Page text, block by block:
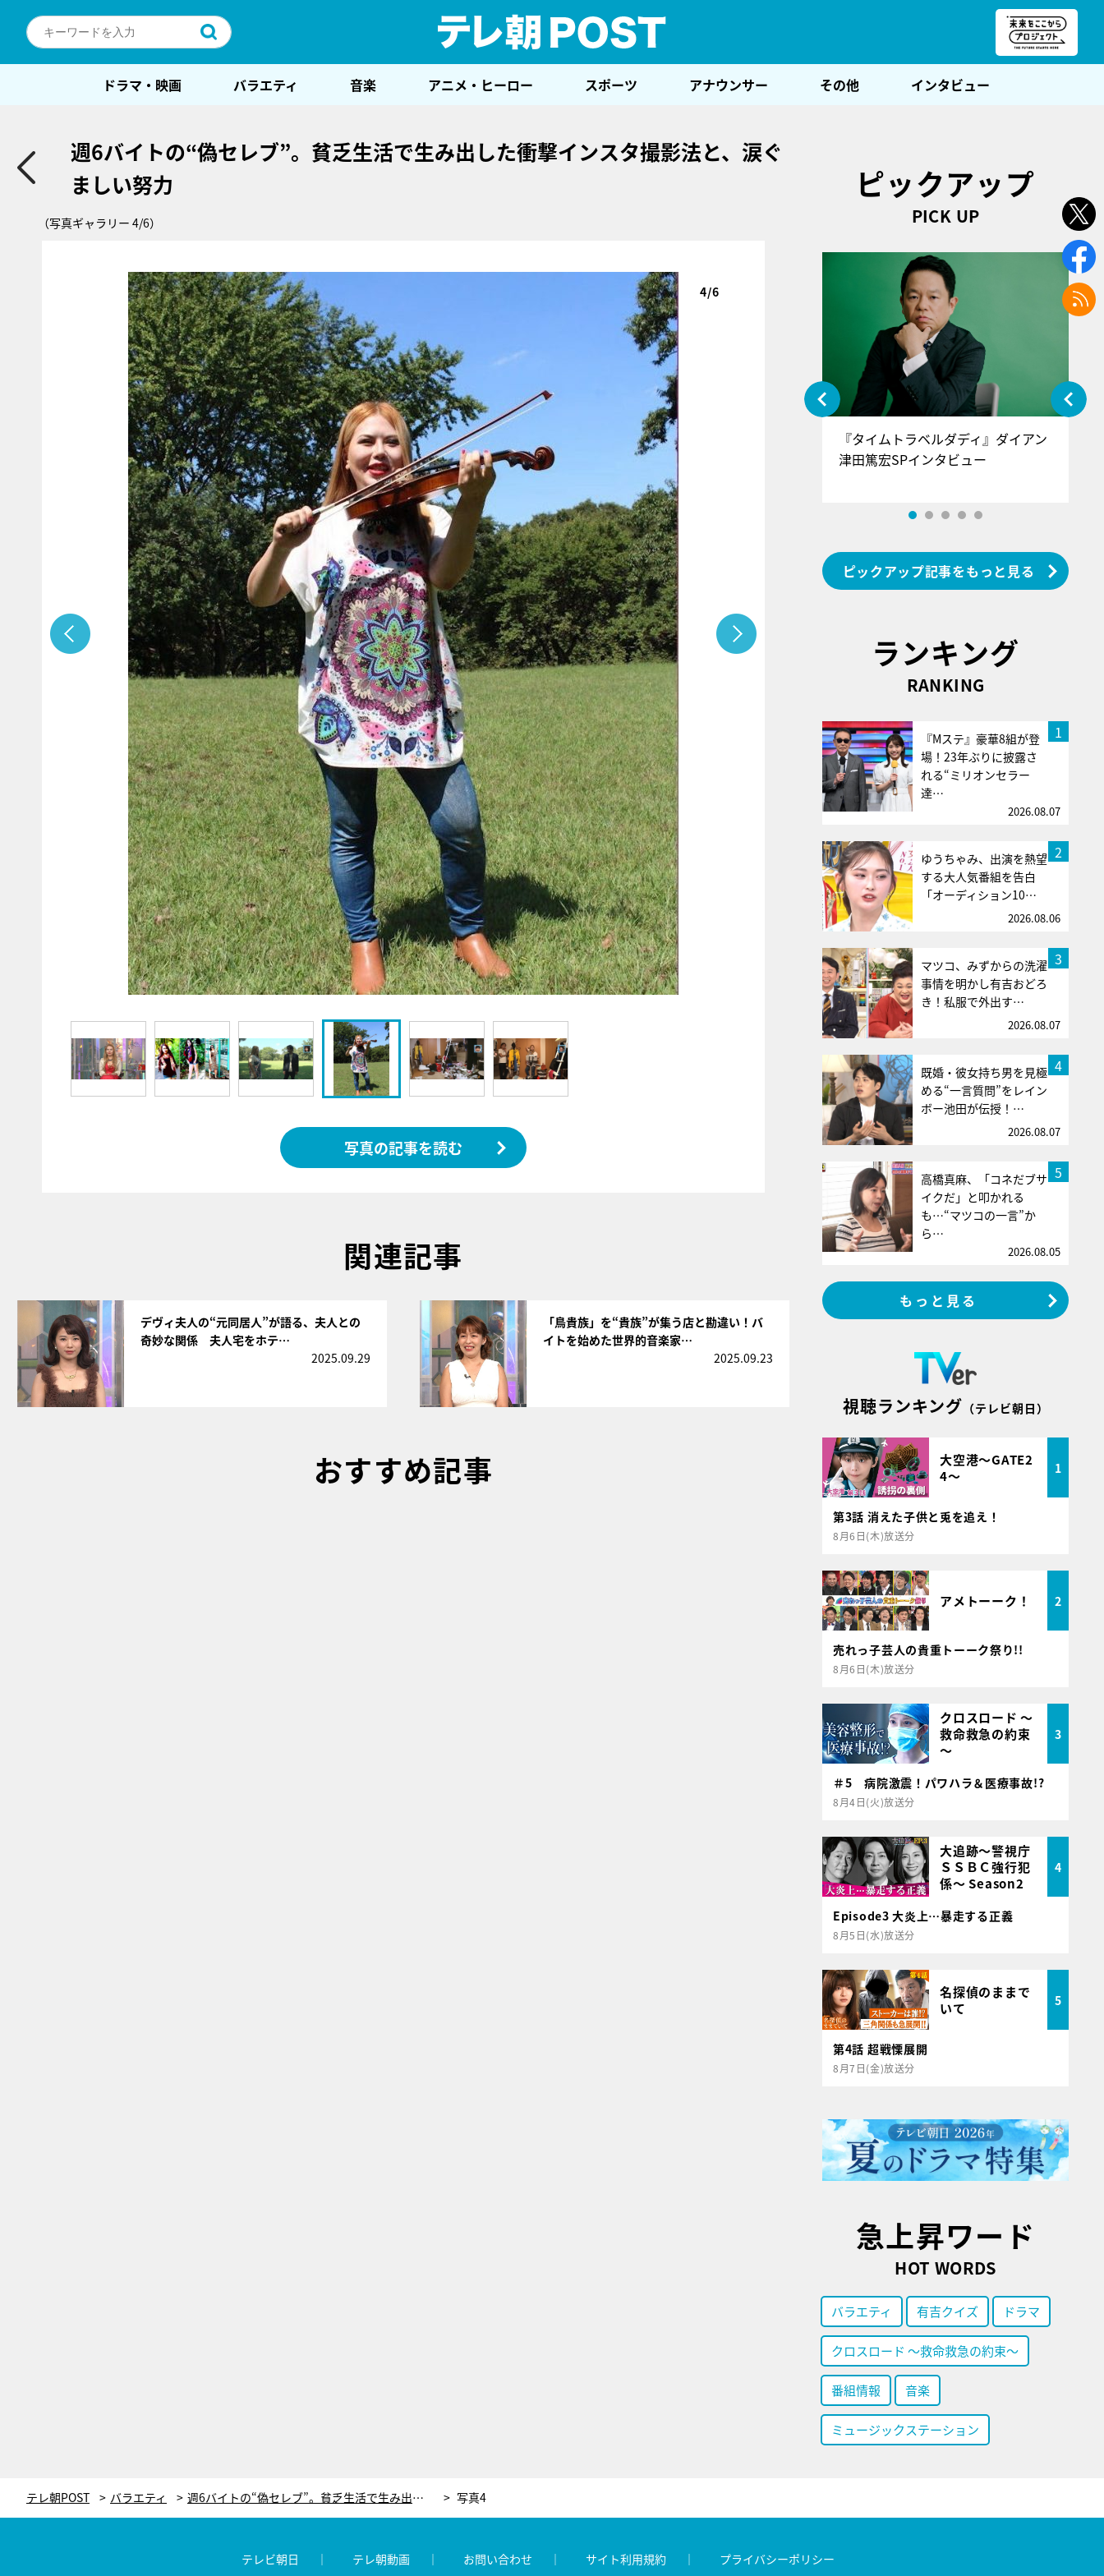
ドラマ・映画 バラエティ 音楽 アニメ・ヒーロー スポーツ アナウンサー その他 インタビュー
週6バイトの“偽セレブ”。貧乏生活で生み出した衝撃インスタ撮影法と、涙ぐ
ましい努力
（写真ギャラリー 4/6）
4/6
写真の記事を読む
関連記事
デヴィ夫人の“元同居人”が語る、夫人との
奇妙な関係 夫人宅をホテ…
2025.09.29
「鳥貴族」を“貴族”が集う店と勘違い！バ
イトを始めた世界的音楽家…
2025.09.23
おすすめ記事
ピックアップ
PICK UP
『アイ＝ラブ！げーみんぐ』＝LOV
E齋藤樹愛羅＆佐々木舞香SPインタ
『タイムトラベルダディ』ダイアン
津田篤宏SPインタビュー
ピックアップ記事をもっと見る
ランキング
RANKING
1
『Mステ』豪華8組が登
場！23年ぶりに披露さ
れる“ミリオンセラー
達…
2026.08.07
2
ゆうちゃみ、出演を熱望
する大人気番組を告白
「オーディション10…
2026.08.06
3
マツコ、みずからの洗濯
事情を明かし有吉おどろ
き！私服で外出す…
2026.08.07
4
既婚・彼女持ち男を見極
める“一言質問”をレイン
ボー池田が伝授！…
2026.08.07
5
高橋真麻、「コネだブサ
イクだ」と叩かれる
も…“マツコの一言”か
ら…
2026.08.05
もっと見る
視聴ランキング （テレビ朝日）
大空港～GATE2
4～
1
第3話 消えた子供と兎を追え！
8月6日(木)放送分
アメトーーク！ 2
売れっ子芸人の貴重トーーク祭り!!
8月6日(木)放送分
クロスロード ～
救命救急の約束
～
3
＃5 病院激震！パワハラ＆医療事故!?
8月4日(火)放送分
大追跡～警視庁
ＳＳＢＣ強行犯
係～ Season2
4
Episode3 大炎上…暴走する正義
8月5日(水)放送分
名探偵のままで
いて
5
第4話 超戦慄展開
8月7日(金)放送分
急上昇ワード
HOT WORDS
バラエティ 有吉クイズ ドラマ
クロスロード ～救命救急の約束～
番組情報 音楽
ミュージックステーション
テレ朝POST バラエティ 週6バイトの“偽セレブ”。貧乏生活で生み出した衝撃インスタ撮影法と、涙ぐましい努力 写真4
テレビ朝日 テレ朝動画 お問い合わせ サイト利用規約 プライバシーポリシー